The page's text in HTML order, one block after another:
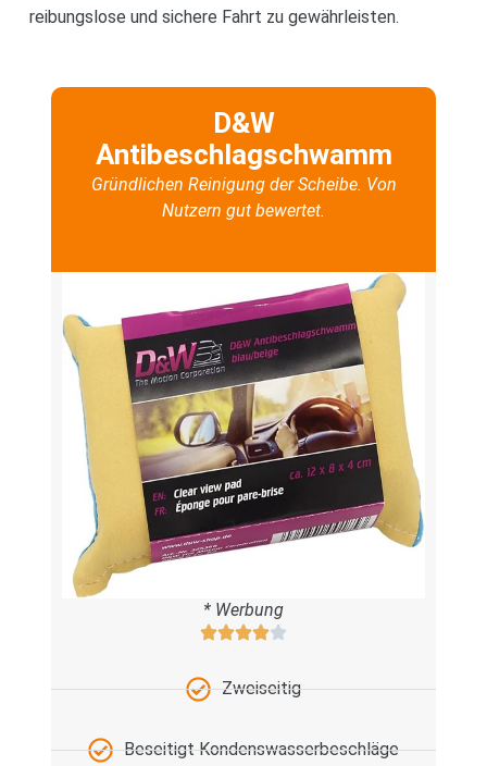
reibungslose und sichere Fahrt zu gewährleisten.
D&W
Antibeschlagschwamm
Gründlichen Reinigung der Scheibe. Von
Nutzern gut bewertet.
* Werbung
Zweiseitig
Beseitigt Kondenswasserbeschläge